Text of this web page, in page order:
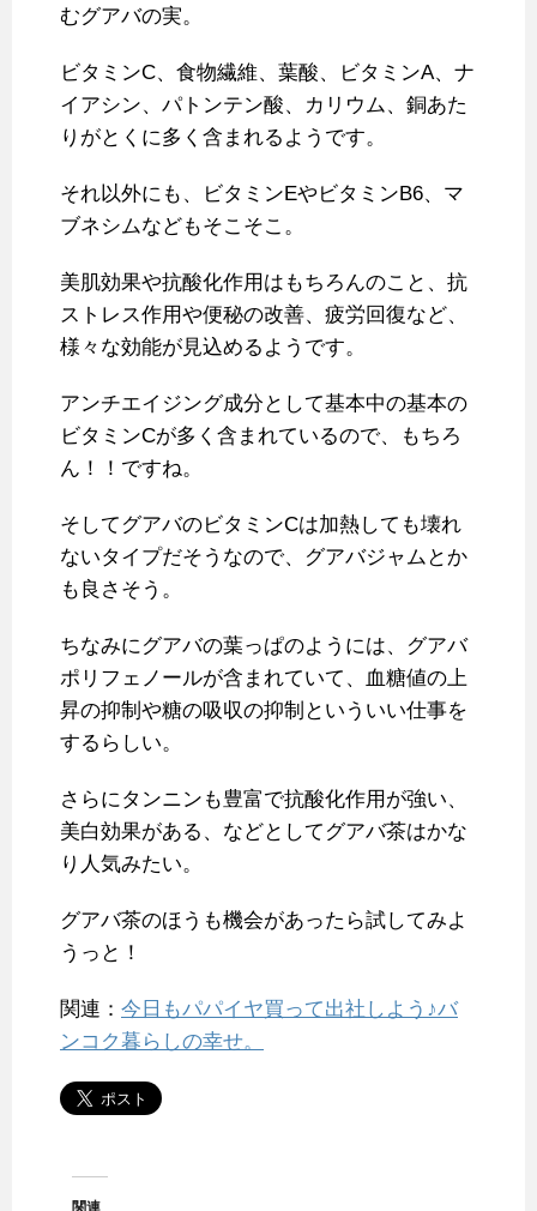
むグアバの実。
ビタミンC、食物繊維、葉酸、ビタミンA、ナ
イアシン、パトンテン酸、カリウム、銅あた
りがとくに多く含まれるようです。
それ以外にも、ビタミンEやビタミンB6、マ
ブネシムなどもそこそこ。
美肌効果や抗酸化作用はもちろんのこと、抗
ストレス作用や便秘の改善、疲労回復など、
様々な効能が見込めるようです。
アンチエイジング成分として基本中の基本の
ビタミンCが多く含まれているので、もちろ
ん！！ですね。
そしてグアバのビタミンCは加熱しても壊れ
ないタイプだそうなので、グアバジャムとか
も良さそう。
ちなみにグアバの葉っぱのようには、グアバ
ポリフェノールが含まれていて、血糖値の上
昇の抑制や糖の吸収の抑制といういい仕事を
するらしい。
さらにタンニンも豊富で抗酸化作用が強い、
美白効果がある、などとしてグアバ茶はかな
り人気みたい。
グアバ茶のほうも機会があったら試してみよ
うっと！
関連： 今日もパパイヤ買って出社しよう♪バ
ンコク暮らしの幸せ。
関連